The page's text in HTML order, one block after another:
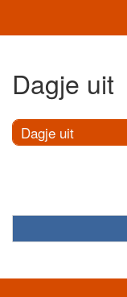
Dagje uit
Dagje uit